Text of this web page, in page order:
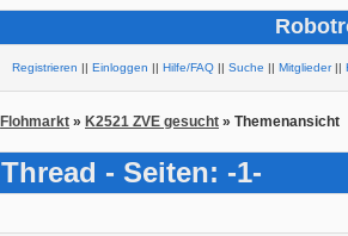
Registrieren || Einloggen || Hilfe/FAQ || Suche || Mitglieder||
Flohmarkt » K2521 ZVE gesucht » Themenansicht
Thread - Seiten: -1-